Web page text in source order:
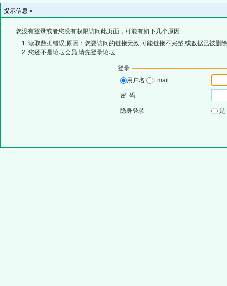
提示信息 »
您没有登录或者您没有权限访问此页面，可能有如下几个原因:
读取数据错误,原因：您要访问的链接无效,可能链接不完整,或数据已被删
您还不是论坛会员,请先登录论坛
登录
用户名
Email
密 码
隐身登录